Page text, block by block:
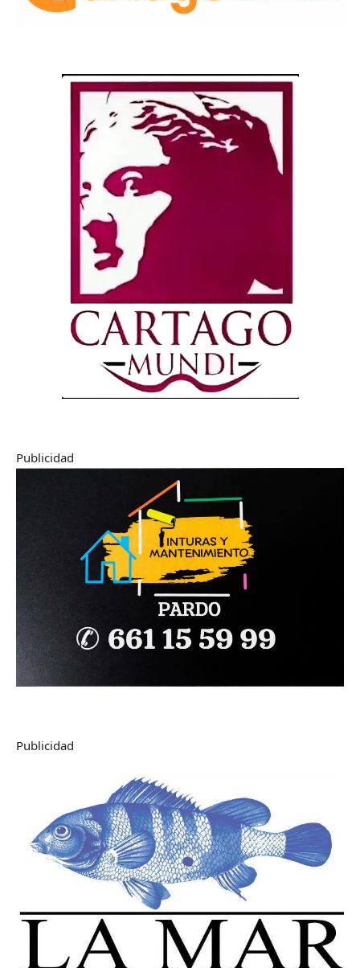
Publicidad
Publicidad